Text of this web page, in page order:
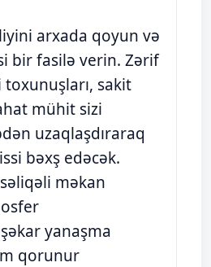
arxada qoyun və
bir fasilə verin. Zərif
sakit
mühit sizi
uzaqlaşdıraraq
bəxş edəcək.
məkan
yanaşma
qorunur